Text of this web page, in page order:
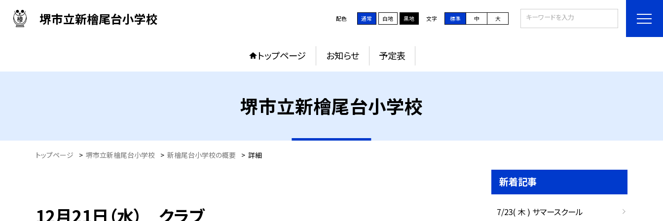
堺市立新檜尾台小学校 配色 通常 白地 黒地 文字 標準 中 大
トップページ お知らせ 予定表
堺市立新檜尾台小学校
トップページ > 堺市立新檜尾台小学校 > 新檜尾台小学校の概要 > 詳細
12月21日（水） クラブ
新着記事
7/23( 木 ) サマースクール